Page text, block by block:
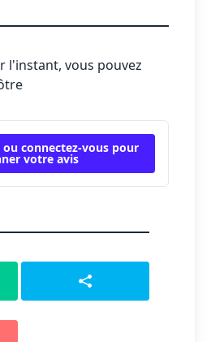
l'instant, vous pouvez
connectez-vous pour
votre avis